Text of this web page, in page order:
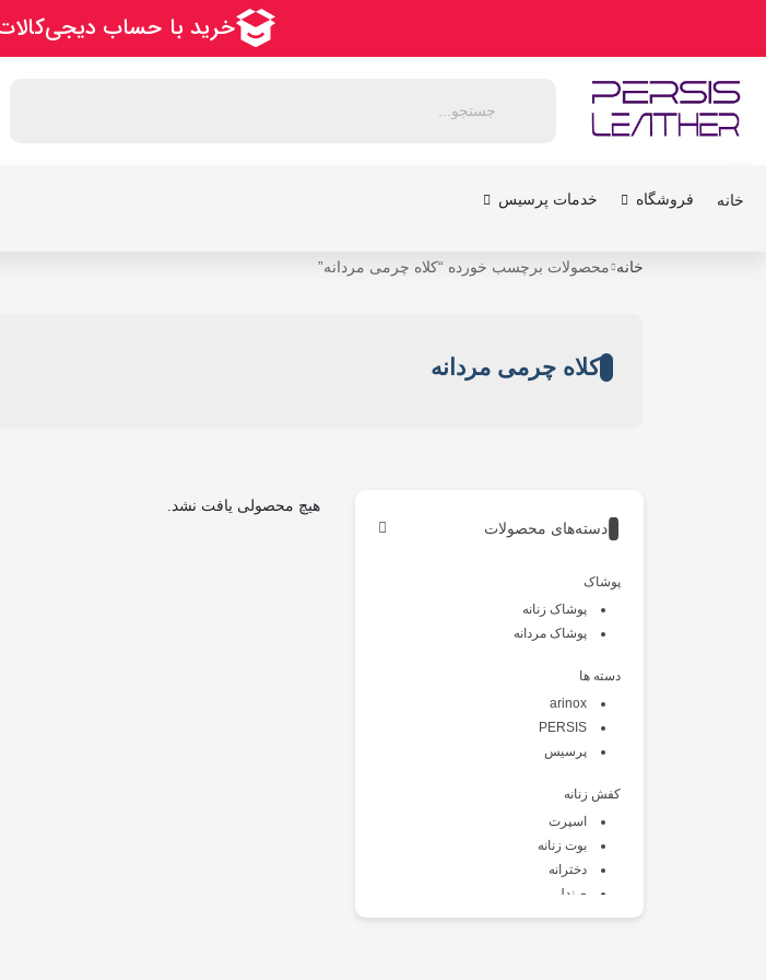
خانه فروشگاه خدمات پرسیس
خانه محصولات برچسب خورده “کلاه چرمی مردانه”
کلاه چرمی مردانه
هیچ محصولی یافت نشد.
دسته‌های محصولات
پوشاک
پوشاک زنانه
پوشاک مردانه
دسته ها
arinox
PERSIS
پرسیس
کفش زنانه
اسپرت
بوت زنانه
دخترانه
صندل
طبی